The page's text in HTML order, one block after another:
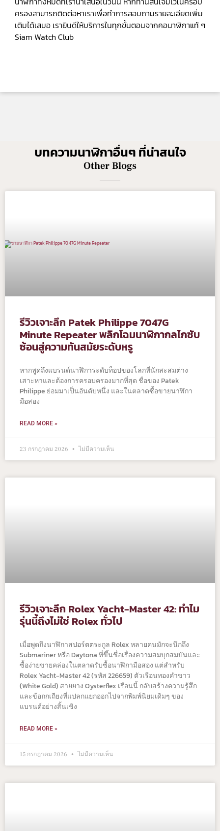
ครองสามารถติดต่อหาเราเพื่อทำการสอบถามรายละเอียดเพิ่ม
เติมได้เสมอ เรายินดีให้บริการในทุกขั้นตอนจากคอนาฬิกาแท้ ๆ
Siam Watch Club
บทความนาฬิกาอื่นๆ ที่น่าสนใจ
Other Blogs
รีวิวเจาะลึก Patek Philippe 7047G
Minute Repeater พลิกโฉมนาฬิกากลไกซับ
ซ้อนสู่ความทันสมัยระดับหรู
หากพูดถึงแบรนด์นาฬิการะดับท็อปของโลกที่นักสะสมต่าง
เสาะหาและต้องการครอบครองมากที่สุด ชื่อของ Patek
Philippe ย่อมมาเป็นอันดับหนึ่ง และในตลาดซื้อขายนาฬิกา
มือสอง
READ MORE »
23 กรกฎาคม 2026 ไม่มีความเห็น
รีวิวเจาะลึก Rolex Yacht-Master 42: ทำไม
รุ่นนี้ถึงไม่ใช่ Rolex ทั่วไป
เมื่อพูดถึงนาฬิกาสปอร์ตตระกูล Rolex หลายคนมักจะนึกถึง
Submariner หรือ Daytona ที่ขึ้นชื่อเรื่องความสมบุกสมบันและ
ซื้อง่ายขายคล่องในตลาดรับซื้อนาฬิกามือสอง แต่สำหรับ
Rolex Yacht-Master 42 (รหัส 226659) ตัวเรือนทองคำขาว
(White Gold) สายยาง Oysterflex เรือนนี้ กลับสร้างความรู้สึก
และข้อถกเถียงที่แปลกแยกออกไปจากพิมพ์นิยมเดิมๆ ของ
แบรนด์อย่างสิ้นเชิง
READ MORE »
15 กรกฎาคม 2026 ไม่มีความเห็น